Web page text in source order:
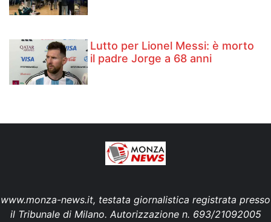
Lutto per Lionel Messi: è morto
il padre Jorge a 68 anni
www.monza-news.it, testata giornalistica registrata presso
il Tribunale di Milano. Autorizzazione n. 693/21092005